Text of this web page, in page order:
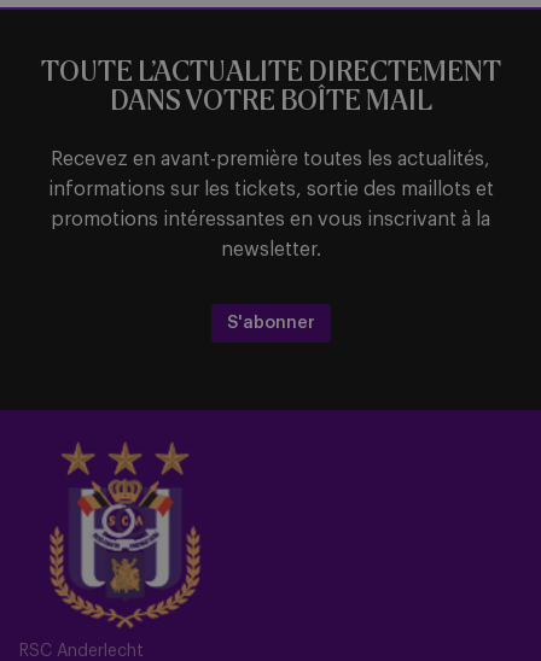
RSC Anderlecht
TOUTE L’ACTUALITE DIRECTEMENT
DANS VOTRE BOÎTE MAIL
Recevez en avant-première toutes les actualités,
informations sur les tickets, sortie des maillots et
promotions intéressantes en vous inscrivant à la
newsletter.
S'abonner